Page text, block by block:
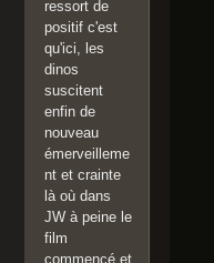
ressort de
positif c'est
qu'ici, les
dinos
suscitent
enfin de
nouveau
émerveilleme
nt et crainte
là où dans
JW à peine le
film
commencé et